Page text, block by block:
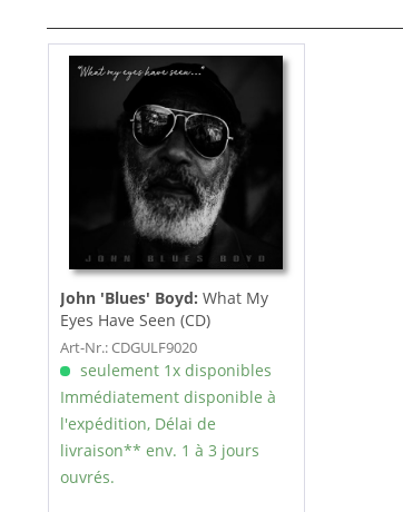
John 'Blues' Boyd: What My
Eyes Have Seen (CD)
Art-Nr.: CDGULF9020
seulement 1x disponibles
Immédiatement disponible à
l'expédition, Délai de
livraison** env. 1 à 3 jours
ouvrés.